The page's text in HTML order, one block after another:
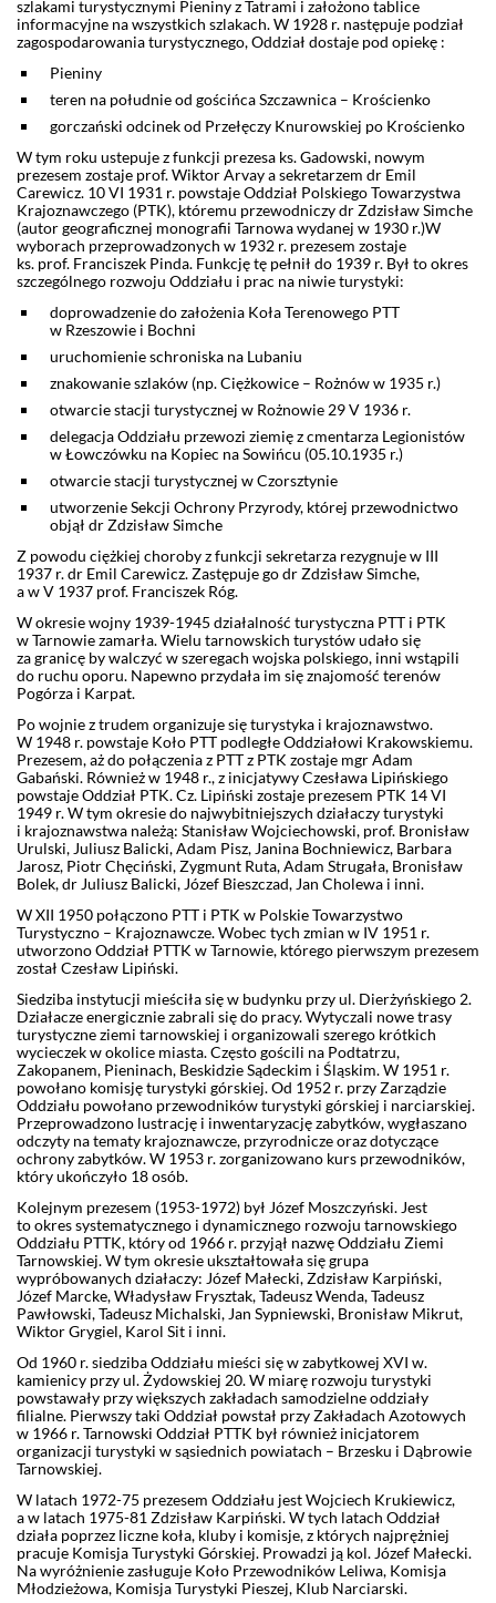
szlakami turystycznymi Pieniny z Tatrami i założono tablice
informacyjne na wszystkich szlakach. W 1928 r. następuje podział
zagospodarowania turystycznego, Oddział dostaje pod opiekę :
Pieniny
teren na południe od gościńca Szczawnica – Krościenko
gorczański odcinek od Przełęczy Knurowskiej po Krościenko
W tym roku ustepuje z funkcji prezesa ks. Gadowski, nowym
prezesem zostaje prof. Wiktor Arvay a sekretarzem dr Emil
Carewicz. 10 VI 1931 r. powstaje Oddział Polskiego Towarzystwa
Krajoznawczego (PTK), któremu przewodniczy dr Zdzisław Simche
(autor geograficznej monografii Tarnowa wydanej w 1930 r.)W
wyborach przeprowadzonych w 1932 r. prezesem zostaje
ks. prof. Franciszek Pinda. Funkcję tę pełnił do 1939 r. Był to okres
szczególnego rozwoju Oddziału i prac na niwie turystyki:
doprowadzenie do założenia Koła Terenowego PTT
w Rzeszowie i Bochni
uruchomienie schroniska na Lubaniu
znakowanie szlaków (np. Ciężkowice – Rożnów w 1935 r.)
otwarcie stacji turystycznej w Rożnowie 29 V 1936 r.
delegacja Oddziału przewozi ziemię z cmentarza Legionistów
w Łowczówku na Kopiec na Sowińcu (05.10.1935 r.)
otwarcie stacji turystycznej w Czorsztynie
utworzenie Sekcji Ochrony Przyrody, której przewodnictwo
objął dr Zdzisław Simche
Z powodu ciężkiej choroby z funkcji sekretarza rezygnuje w III
1937 r. dr Emil Carewicz. Zastępuje go dr Zdzisław Simche,
a w V 1937 prof. Franciszek Róg.
W okresie wojny 1939-1945 działalność turystyczna PTT i PTK
w Tarnowie zamarła. Wielu tarnowskich turystów udało się
za granicę by walczyć w szeregach wojska polskiego, inni wstąpili
do ruchu oporu. Napewno przydała im się znajomość terenów
Pogórza i Karpat.
Po wojnie z trudem organizuje się turystyka i krajoznawstwo.
W 1948 r. powstaje Koło PTT podległe Oddziałowi Krakowskiemu.
Prezesem, aż do połączenia z PTT z PTK zostaje mgr Adam
Gabański. Również w 1948 r., z inicjatywy Czesława Lipińskiego
powstaje Oddział PTK. Cz. Lipiński zostaje prezesem PTK 14 VI
1949 r. W tym okresie do najwybitniejszych działaczy turystyki
i krajoznawstwa należą: Stanisław Wojciechowski, prof. Bronisław
Urulski, Juliusz Balicki, Adam Pisz, Janina Bochniewicz, Barbara
Jarosz, Piotr Chęciński, Zygmunt Ruta, Adam Strugała, Bronisław
Bolek, dr Juliusz Balicki, Józef Bieszczad, Jan Cholewa i inni.
W XII 1950 połączono PTT i PTK w Polskie Towarzystwo
Turystyczno – Krajoznawcze. Wobec tych zmian w IV 1951 r.
utworzono Oddział PTTK w Tarnowie, którego pierwszym prezesem
został Czesław Lipiński.
Siedziba instytucji mieściła się w budynku przy ul. Dierżyńskiego 2.
Działacze energicznie zabrali się do pracy. Wytyczali nowe trasy
turystyczne ziemi tarnowskiej i organizowali szerego krótkich
wycieczek w okolice miasta. Często gościli na Podtatrzu,
Zakopanem, Pieninach, Beskidzie Sądeckim i Śląskim. W 1951 r.
powołano komisję turystyki górskiej. Od 1952 r. przy Zarządzie
Oddziału powołano przewodników turystyki górskiej i narciarskiej.
Przeprowadzono lustrację i inwentaryzację zabytków, wygłaszano
odczyty na tematy krajoznawcze, przyrodnicze oraz dotyczące
ochrony zabytków. W 1953 r. zorganizowano kurs przewodników,
który ukończyło 18 osób.
Kolejnym prezesem (1953-1972) był Józef Moszczyński. Jest
to okres systematycznego i dynamicznego rozwoju tarnowskiego
Oddziału PTTK, który od 1966 r. przyjął nazwę Oddziału Ziemi
Tarnowskiej. W tym okresie ukształtowała się grupa
wypróbowanych działaczy: Józef Małecki, Zdzisław Karpiński,
Józef Marcke, Władysław Frysztak, Tadeusz Wenda, Tadeusz
Pawłowski, Tadeusz Michalski, Jan Sypniewski, Bronisław Mikrut,
Wiktor Grygiel, Karol Sit i inni.
Od 1960 r. siedziba Oddziału mieści się w zabytkowej XVI w.
kamienicy przy ul. Żydowskiej 20. W miarę rozwoju turystyki
powstawały przy większych zakładach samodzielne oddziały
filialne. Pierwszy taki Oddział powstał przy Zakładach Azotowych
w 1966 r. Tarnowski Oddział PTTK był również inicjatorem
organizacji turystyki w sąsiednich powiatach – Brzesku i Dąbrowie
Tarnowskiej.
W latach 1972-75 prezesem Oddziału jest Wojciech Krukiewicz,
a w latach 1975-81 Zdzisław Karpiński. W tych latach Oddział
działa poprzez liczne koła, kluby i komisje, z których najprężniej
pracuje Komisja Turystyki Górskiej. Prowadzi ją kol. Józef Małecki.
Na wyróżnienie zasługuje Koło Przewodników Leliwa, Komisja
Młodzieżowa, Komisja Turystyki Pieszej, Klub Narciarski.